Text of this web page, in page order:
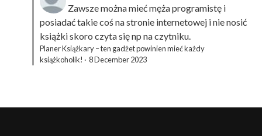
Zawsze można mieć męża programistę i
posiadać takie coś na stronie internetowej i nie nosić
książki skoro czyta się np na czytniku.
Planer Książkary – ten gadżet powinien mieć każdy
książkoholik! · 8 December 2023